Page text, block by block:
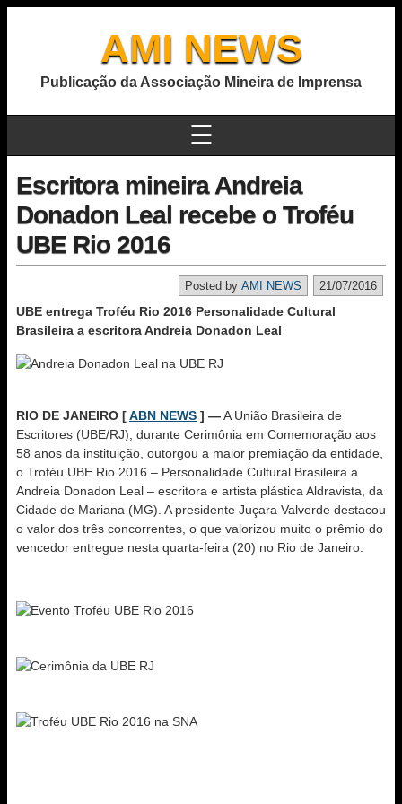
AMI NEWS
Publicação da Associação Mineira de Imprensa
☰
Escritora mineira Andreia
Donadon Leal recebe o Troféu
UBE Rio 2016
21/07/2016
Posted by AMI NEWS
UBE entrega Troféu Rio 2016 Personalidade Cultural
Brasileira a escritora Andreia Donadon Leal
RIO DE JANEIRO [ABN NEWS ] —A União Brasileira de
Escritores (UBE/RJ), durante Cerimônia em Comemoração aos
58 anos da instituição, outorgou a maior premiação da entidade,
o Troféu UBE Rio 2016 – Personalidade Cultural Brasileira a
Andreia Donadon Leal – escritora e artista plástica Aldravista, da
Cidade de Mariana (MG). A presidente Juçara Valverde destacou
o valor dos três concorrentes, o que valorizou muito o prêmio do
vencedor entregue nesta quarta-feira (20) no Rio de Janeiro.